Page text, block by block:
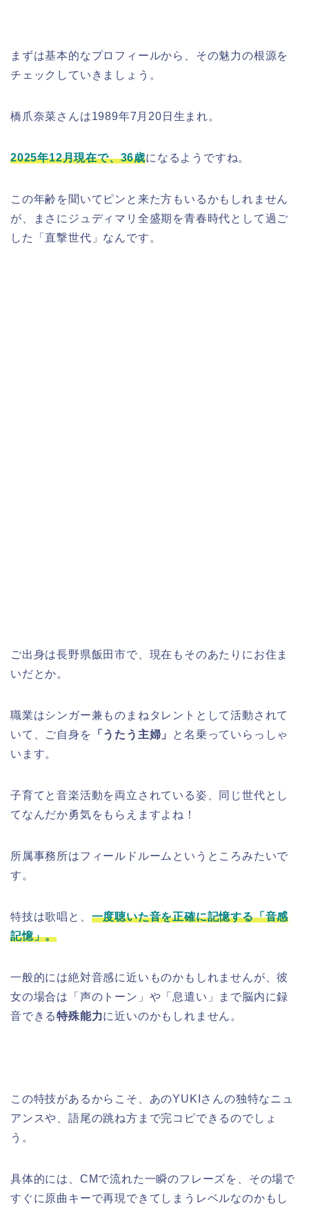
まずは基本的なプロフィールから、その魅力の根源を
チェックしていきましょう。
橋爪奈菜さんは1989年7月20日生まれ。
2025年12月現在で、36歳になるようですね。
この年齢を聞いてピンと来た方もいるかもしれません
が、まさにジュディマリ全盛期を青春時代として過ご
した「直撃世代」なんです。
ご出身は長野県飯田市で、現在もそのあたりにお住ま
いだとか。
職業はシンガー兼ものまねタレントとして活動されて
いて、ご自身を 「うたう主婦」
と名乗っていらっしゃ
います。
子育てと音楽活動を両立されている姿、同じ世代とし
てなんだか勇気をもらえますよね！
所属事務所はフィールドルームというところみたいで
す。
特技は歌唱と、 一度聴いた音を正確に記憶する「音感
記憶」。
一般的には絶対音感に近いものかもしれませんが、彼
女の場合は「声のトーン」や「息遣い」まで脳内に録
音できる特殊能力に近いのかもしれません。
この特技があるからこそ、あのYUKIさんの独特なニュ
アンスや、語尾の跳ね方まで完コピできるのでしょ
う。
具体的には、CMで流れた一瞬のフレーズを、その場で
すぐに原曲キーで再現できてしまうレベルなのかもし